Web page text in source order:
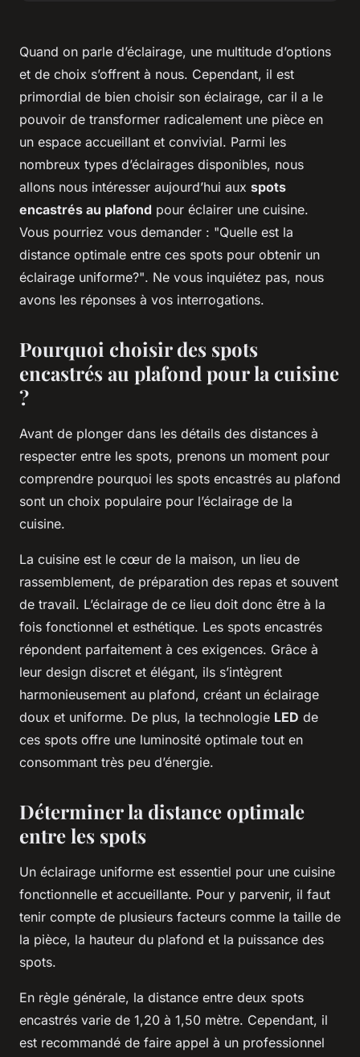
Quand on parle d’éclairage, une multitude d’options
et de choix s’offrent à nous. Cependant, il est
primordial de bien choisir son éclairage, car il a le
pouvoir de transformer radicalement une pièce en
un espace accueillant et convivial. Parmi les
nombreux types d’éclairages disponibles, nous
allons nous intéresser aujourd’hui aux spots
encastrés au plafond pour éclairer une cuisine.
Vous pourriez vous demander : "Quelle est la
distance optimale entre ces spots pour obtenir un
éclairage uniforme?". Ne vous inquiétez pas, nous
avons les réponses à vos interrogations.
Pourquoi choisir des spots
encastrés au plafond pour la cuisine
?
Avant de plonger dans les détails des distances à
respecter entre les spots, prenons un moment pour
comprendre pourquoi les spots encastrés au plafond
sont un choix populaire pour l’éclairage de la
cuisine.
La cuisine est le cœur de la maison, un lieu de
rassemblement, de préparation des repas et souvent
de travail. L’éclairage de ce lieu doit donc être à la
fois fonctionnel et esthétique. Les spots encastrés
répondent parfaitement à ces exigences. Grâce à
leur design discret et élégant, ils s’intègrent
harmonieusement au plafond, créant un éclairage
doux et uniforme. De plus, la technologie LED de
ces spots offre une luminosité optimale tout en
consommant très peu d’énergie.
Déterminer la distance optimale
entre les spots
Un éclairage uniforme est essentiel pour une cuisine
fonctionnelle et accueillante. Pour y parvenir, il faut
tenir compte de plusieurs facteurs comme la taille de
la pièce, la hauteur du plafond et la puissance des
spots.
En règle générale, la distance entre deux spots
encastrés varie de 1,20 à 1,50 mètre. Cependant, il
est recommandé de faire appel à un professionnel